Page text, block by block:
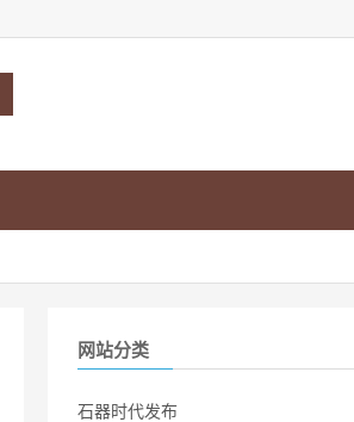
网站分类
石器时代发布